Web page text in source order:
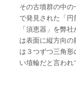
その古墳群の中の
で発見された「
「須恵器」を弊
は表面に縦方向
は３つずつ三角
い埴輪だと言われ